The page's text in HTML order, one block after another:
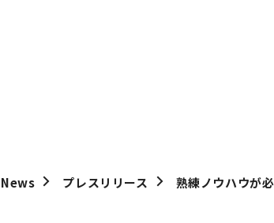
News プレスリリース